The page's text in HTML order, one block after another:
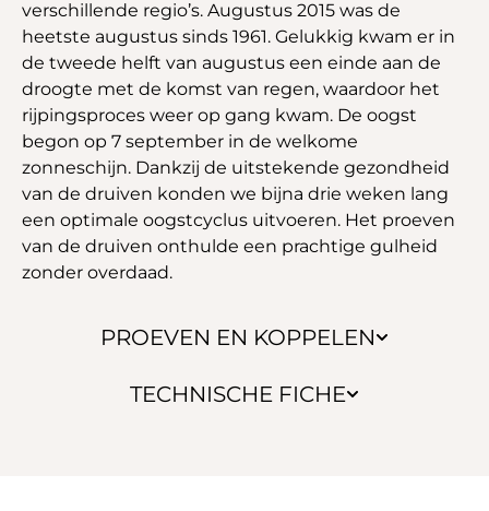
PROEVEN EN KOPPELEN
TECHNISCHE FICHE
verschillende regio’s. Augustus 2015 was de
heetste augustus sinds 1961. Gelukkig kwam er in
de tweede helft van augustus een einde aan de
droogte met de komst van regen, waardoor het
rijpingsproces weer op gang kwam. De oogst
begon op 7 september in de welkome
zonneschijn. Dankzij de uitstekende gezondheid
van de druiven konden we bijna drie weken lang
een optimale oogstcyclus uitvoeren. Het proeven
van de druiven onthulde een prachtige gulheid
zonder overdaad.